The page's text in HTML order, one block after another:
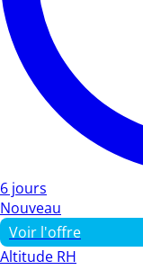
6 jours
Nouveau
Voir l'offre
Altitude RH